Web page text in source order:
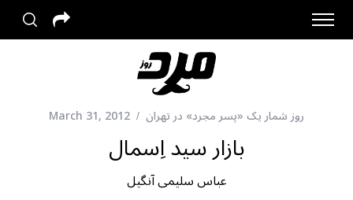
روز شمار یک «پسر مجرد» در تهران March 31, 2012
بازار سید اِسمال
عباس سلیمی آنگیل